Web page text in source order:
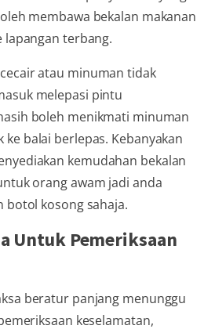
membawa bekalan makanan
terbang.
atau minuman tidak
melepasi pintu
boleh menikmati minuman
balai berlepas. Kebanyakan
kemudahan bekalan
orang awam jadi anda
botol kosong sahaja.
Untuk Pemeriksaan
beratur panjang menunggu
keselamatan,